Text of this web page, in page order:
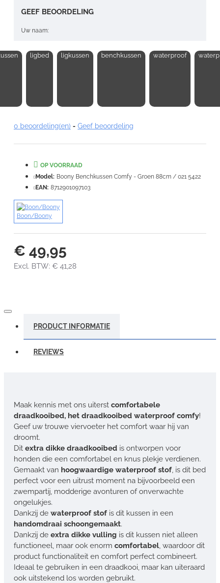
GEEF BEOORDELING
Uw naam:
Opmerking:
Note:HTML-code wordt niet vertaald!
VERDER
ligbed ligkussen benchkussen waterproof
0 beoordeling(en) - Geef beoordeling
€ 49,95
Excl. BTW: € 41,28
OP VOORRAAD
Model: Boony Benchkussen Comfy - Groen 88cm / 021 5422
EAN: 8712901097103
Boon/Boony
PRODUCT INFORMATIE
REVIEWS
Maak kennis met ons uiterst comfortabele
draadkooibed, het draadkooibed waterproof comfy!
Geef uw trouwe viervoeter het comfort waar hij van
droomt.
Dit extra dikke draadkooibed is ontworpen voor
honden die een comfortabel en knus plekje verdienen.
Gemaakt van hoogwaardige waterproof stof, is dit bed
perfect voor een uitrust moment na bijvoorbeeld een
zwempartij, modderige avonturen of onverwachte
ongelukjes.
Dankzij de waterproof stof is dit kussen in een
handomdraai schoongemaakt.
Dankzij de extra dikke vulling is dit kussen niet alleen
functioneel, maar ook enorm comfortabel, waardoor dit
product functionaliteit en comfort perfect combineert.
Ideaal te gebruiken in een draadkooi, maar kan uiteraard
ook uitstekend los worden gebruikt.